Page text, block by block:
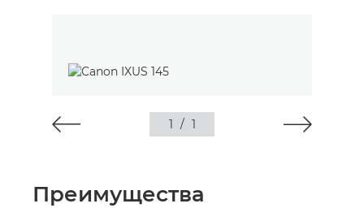
1 / 1
Преимущества